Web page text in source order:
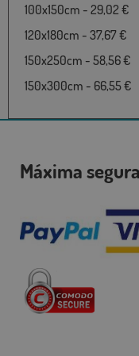
100x150cm - 29,02 €
120x180cm - 37,67 €
150x250cm - 58,56 €
150x300cm - 66,55 €
Máxima